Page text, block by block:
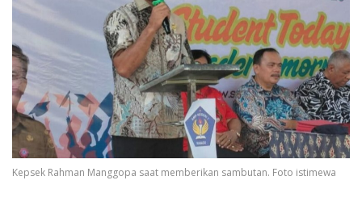
Kepsek Rahman Manggopa saat memberikan sambutan. Foto istimewa